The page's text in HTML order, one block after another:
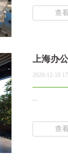
查
上海办
2020-12-18
...
查